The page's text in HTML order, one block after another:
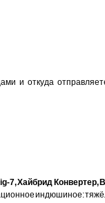
и откуда
7, Хайбрид Конвертер,
индюшиное: